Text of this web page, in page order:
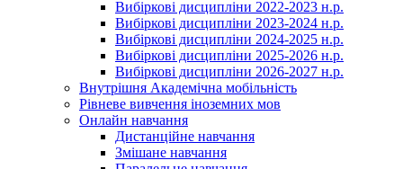
Вибіркові дисципліни 2022-2023 н.р.
Вибіркові дисципліни 2023-2024 н.р.
Вибіркові дисципліни 2024-2025 н.р.
Вибіркові дисципліни 2025-2026 н.р.
Вибіркові дисципліни 2026-2027 н.р.
Внутрішня Академічна мобільність
Рівневе вивчення іноземних мов
Онлайн навчання
Дистанційне навчання
Змішане навчання